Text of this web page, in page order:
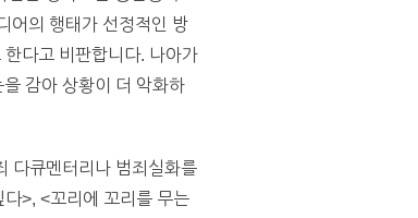
어의 행태가 선정적인 방
다고 비판합니다. 나아가
감아 상황이 더 악화하
다큐멘터리나 범죄실화를
>, <꼬리에 꼬리를 무는